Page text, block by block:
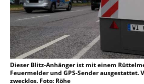
Dieser Blitz-Anhänger ist mit einem
Feuermelder und GPS-Sender ausgestattet.
zwecklos. Foto: Röhe